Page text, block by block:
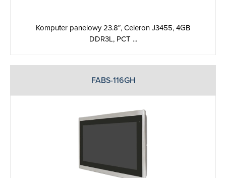
Komputer panelowy 23.8″, Celeron J3455, 4GB
DDR3L, PCT ...
FABS-116GH